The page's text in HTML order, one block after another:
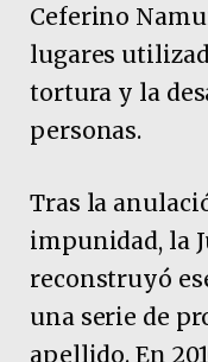
Ceferino
lugares
tortura y la
personas.
Tras la
impunidad, la
reconstruyó
una serie de
apellido. En